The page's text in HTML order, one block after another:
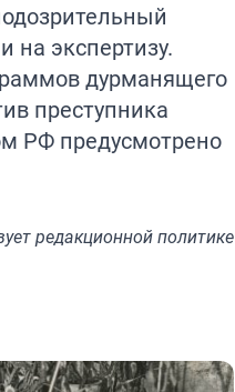
на экспертизу.
дурманящего
преступника
РФ предусмотрено
редакционной политике